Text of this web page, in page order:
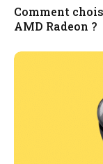
Comment
AMD Radeon ?